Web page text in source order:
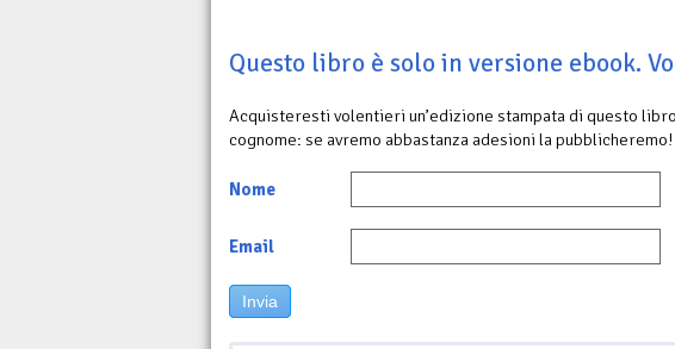
Questo libro è solo in versione ebook.
Acquisteresti volentieri un’edizione stampata di questo
cognome: se avremo abbastanza adesioni la pubblicheremo!
Nome
Email
Invia